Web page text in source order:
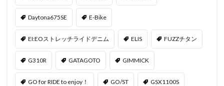
Daytona675SE E-Bike
EI:EOストレッチライドデニム ELIS FUZZチタン
G310R GATAGOTO GIMMICK
GO for RIDE to enjoy！ GO/ST GSX1100S